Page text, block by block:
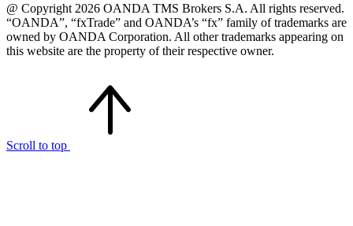
@ Copyright 2026 OANDA TMS Brokers S.A. All rights reserved.
“OANDA”, “fxTrade” and OANDA’s “fx” family of trademarks are
owned by OANDA Corporation. All other trademarks appearing on
this website are the property of their respective owner.
Scroll to top